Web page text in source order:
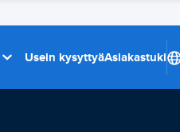
Usein kysyttyäAsiakastuki